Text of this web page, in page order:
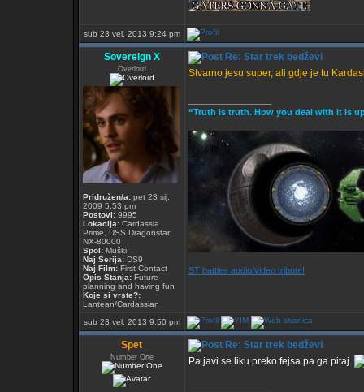
sub 23 vel, 2013 9:24 pm
Sovereign X
Overlord
Pridružen/a: pet 23 sij,
2009 5:53 pm
Postovi: 9995
Lokacija: Cardassia
Prime, USS Dragonstar
NX-80000
Spol: Muški
Naj Serija: DS9
Naj Film: First Contact
Opis Stanja: Future
planning and having fun
Koje si vrste?:
Lantean/Cardassian
Re: Star trek bedževi
Stvarno jesu super, ali gdje je tu
“Truth is truth. How you deal with it is
ST battles audio/video tribute!
sub 23 vel, 2013 9:50 pm
Spet
Number One
Re: Star trek bedževi
Pa javi se liku preko fejsa pa ga pitaj.